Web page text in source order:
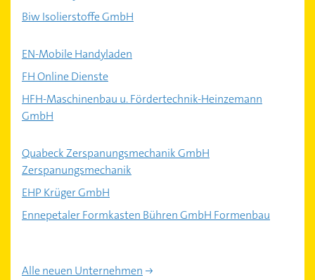
Biw Isolierstoffe GmbH
EN-Mobile Handyladen
FH Online Dienste
HFH-Maschinenbau u. Fördertechnik-Heinzemann
GmbH
Quabeck Zerspanungsmechanik GmbH
Zerspanungsmechanik
EHP Krüger GmbH
Ennepetaler Formkasten Bühren GmbH Formenbau
Alle neuen Unternehmen